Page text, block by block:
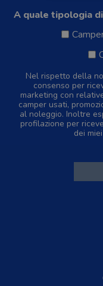
A quale tipologia
Nel rispetto della
consenso per
marketing con
camper usati,
al noleggio. Inoltre
profilazione per
dei